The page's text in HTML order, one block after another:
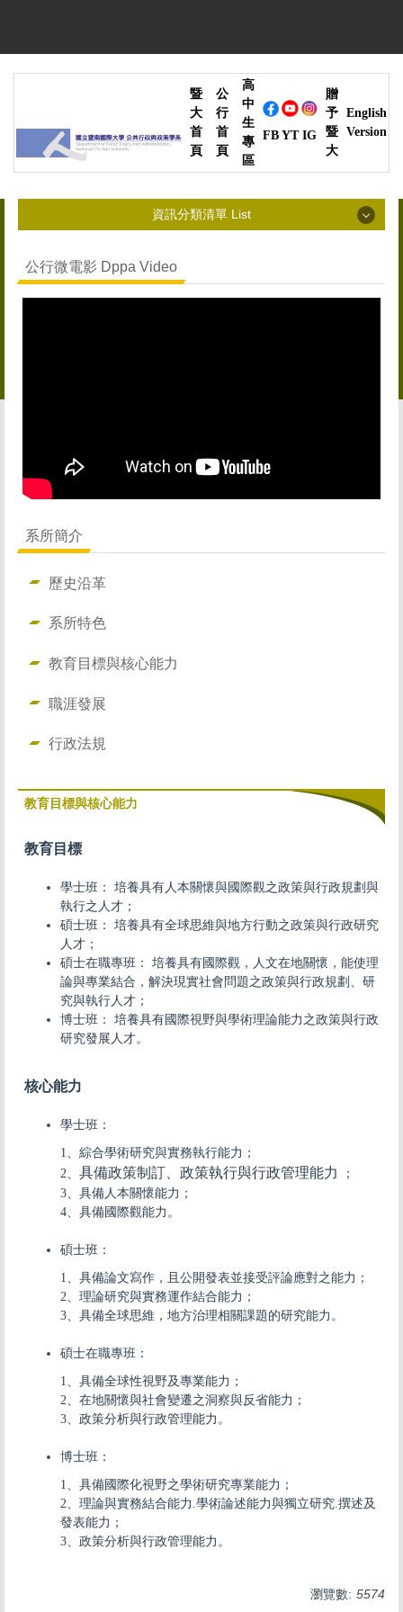
區
暨
大
首
頁
公
行
首
頁
高
中
生
專
區
FB YT IG
贈
予
暨
大
English
Version
資訊分類清單 List
最新消息 News
修業規則 Curriculum
影音活動 Video
聯絡我們 Connection
公行微電影 Dppa Video
系所簡介
歷史沿革
系所特色
教育目標與核心能力
職涯發展
行政法規
教育目標與核心能力
教育目標
學士班： 培養具有人本關懷與國際觀之政策與行政規劃與
執行之人才；
碩士班： 培養具有全球思維與地方行動之政策與行政研究
人才；
碩士在職專班： 培養具有國際觀，人文在地關懷，能使理
論與專業結合，解決現實社會問題之政策與行政規劃、研
究與執行人才；
博士班： 培養具有國際視野與學術理論能力之政策與行政
研究發展人才。
核心能力
學士班：
1、綜合學術研究與實務執行能力；
2、 具備政策制訂 政策執行與行政管理能力
；
3、具備人本關懷能力；
4、具備國際觀能力。
碩士班：
1、具備論文寫作，且公開發表並接受評論應對之能力；
2、理論研究與實務運作結合能力；
3、具備全球思維，地方治理相關課題的研究能力。
碩士在職專班：
1、具備全球性視野及專業能力；
2、在地關懷與社會變遷之洞察與反省能力；
3、政策分析與行政管理能力。
博士班：
1、具備國際化視野之學術研究專業能力；
2、理論與實務結合能力.學術論述能力與獨立研究.撰述及
發表能力；
3、政策分析與行政管理能力。
瀏覽數: 5574